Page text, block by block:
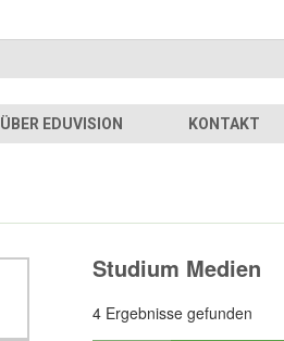
ÜBER EDUVISION KONTAKT
Studium Medien
4 Ergebnisse gefunden